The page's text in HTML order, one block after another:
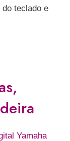
teclado e
Yamaha